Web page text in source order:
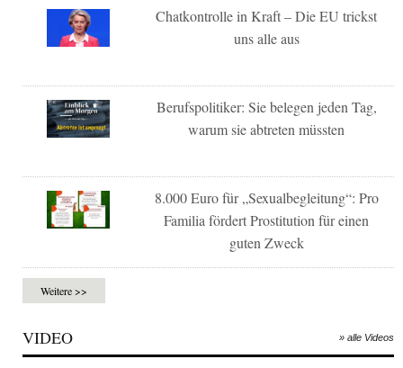
Chatkontrolle in Kraft – Die EU trickst
uns alle aus
Berufspolitiker: Sie belegen jeden Tag,
warum sie abtreten müssten
8.000 Euro für „Sexualbegleitung“: Pro
Familia fördert Prostitution für einen
guten Zweck
Weitere >>
VIDEO » alle Videos